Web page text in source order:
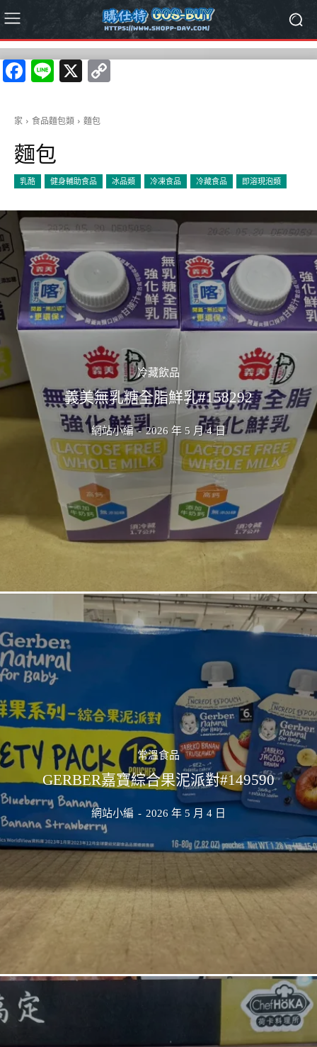
Facebook
Line
X
家 食品麵包類 麵包
麵包
乳酪 健身輔助食品 冰品類 冷凍食品 冷藏食品 即溶現泡類
冷藏飲品
義美無乳糖全脂鮮乳#158292
網站小編 - 2026 年 5 月 4 日
常溫食品
GERBER嘉寶綜合果泥派對#149590
網站小編 - 2026 年 5 月 4 日